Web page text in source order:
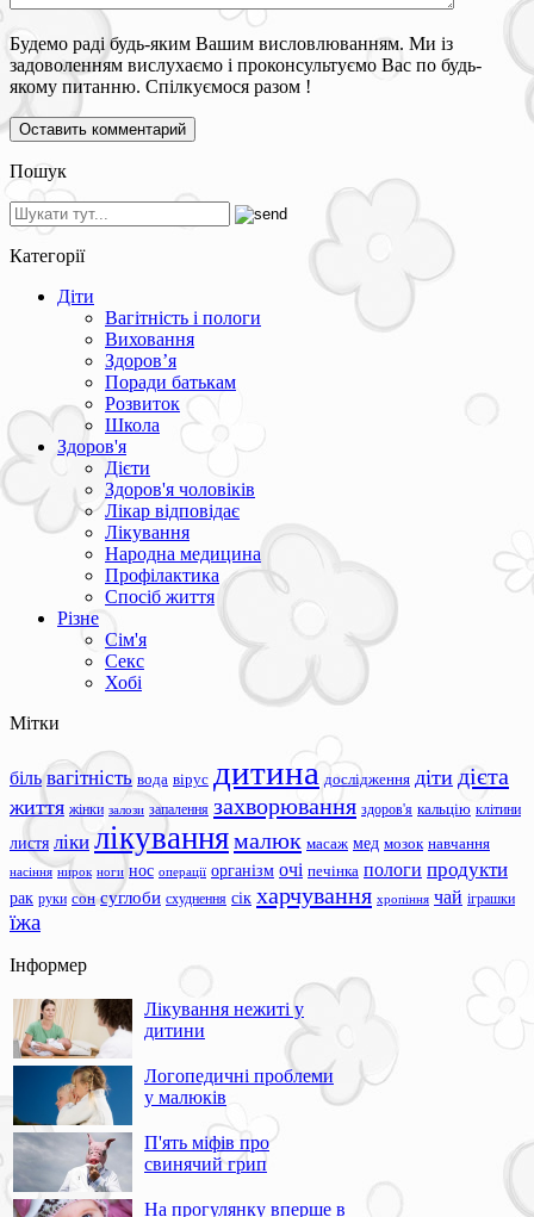
Будемо раді будь-яким Вашим висловлюванням. Ми із
задоволенням вислухаємо і проконсультуємо Вас по будь-
якому питанню. Спілкуємося разом !
Пошук
Категорії
Діти
Вагітність і пологи
Виховання
Здоров’я
Поради батькам
Розвиток
Школа
Здоров'я
Дієти
Здоров'я чоловіків
Лікар відповідає
Лікування
Народна медицина
Профілактика
Спосіб життя
Різне
Сім'я
Секс
Хобі
Мітки
біль вагітність вода вірус дитина дослідження діти дієта
життя жінки залози запалення захворювання здоров'я кальцію клітини
листя ліки лікуваннямалюк масаж мед мозок навчання
насіння нирок ноги нос операції організм очі печінка пологи продукти
рак руки сон суглоби схуднення сік харчування хропіння чай іграшки
їжа
Інформер
Лікування нежиті у
дитини
Логопедичні проблеми
у малюків
П'ять міфів про
свинячий грип
На прогулянку вперше в